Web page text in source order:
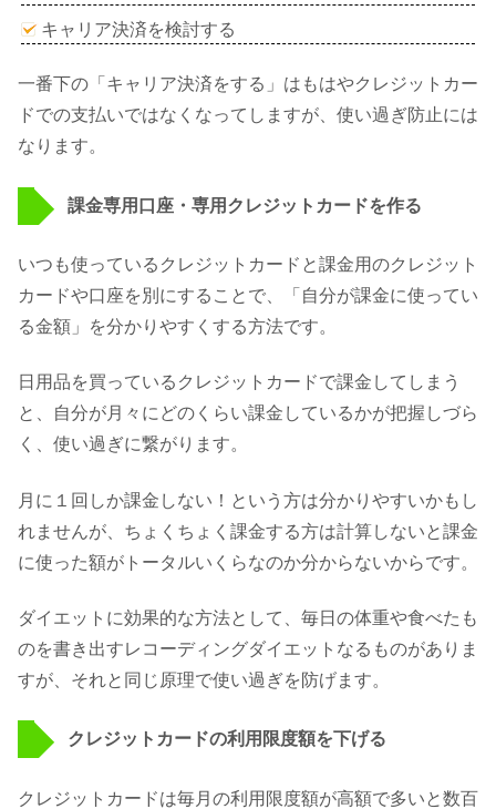
キャリア決済を検討する
一番下の「キャリア決済をする」はもはやクレジットカー
ドでの支払いではなくなってしますが、使い過ぎ防止には
なります。
課金専用口座・専用クレジットカードを作る
いつも使っているクレジットカードと課金用のクレジット
カードや口座を別にすることで、「自分が課金に使ってい
る金額」を分かりやすくする方法です。
日用品を買っているクレジットカードで課金してしまう
と、自分が月々にどのくらい課金しているかが把握しづら
く、使い過ぎに繋がります。
月に１回しか課金しない！という方は分かりやすいかもし
れませんが、ちょくちょく課金する方は計算しないと課金
に使った額がトータルいくらなのか分からないからです。
ダイエットに効果的な方法として、毎日の体重や食べたも
のを書き出すレコーディングダイエットなるものがありま
すが、それと同じ原理で使い過ぎを防げます。
クレジットカードの利用限度額を下げる
クレジットカードは毎月の利用限度額が高額で多いと数百